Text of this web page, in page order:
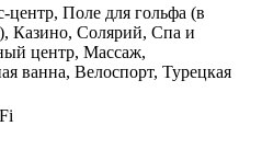
центр, Поле для гольфа (в
Казино, Солярий, Спа и
центр, Массаж,
ванна, Велоспорт, Турецкая